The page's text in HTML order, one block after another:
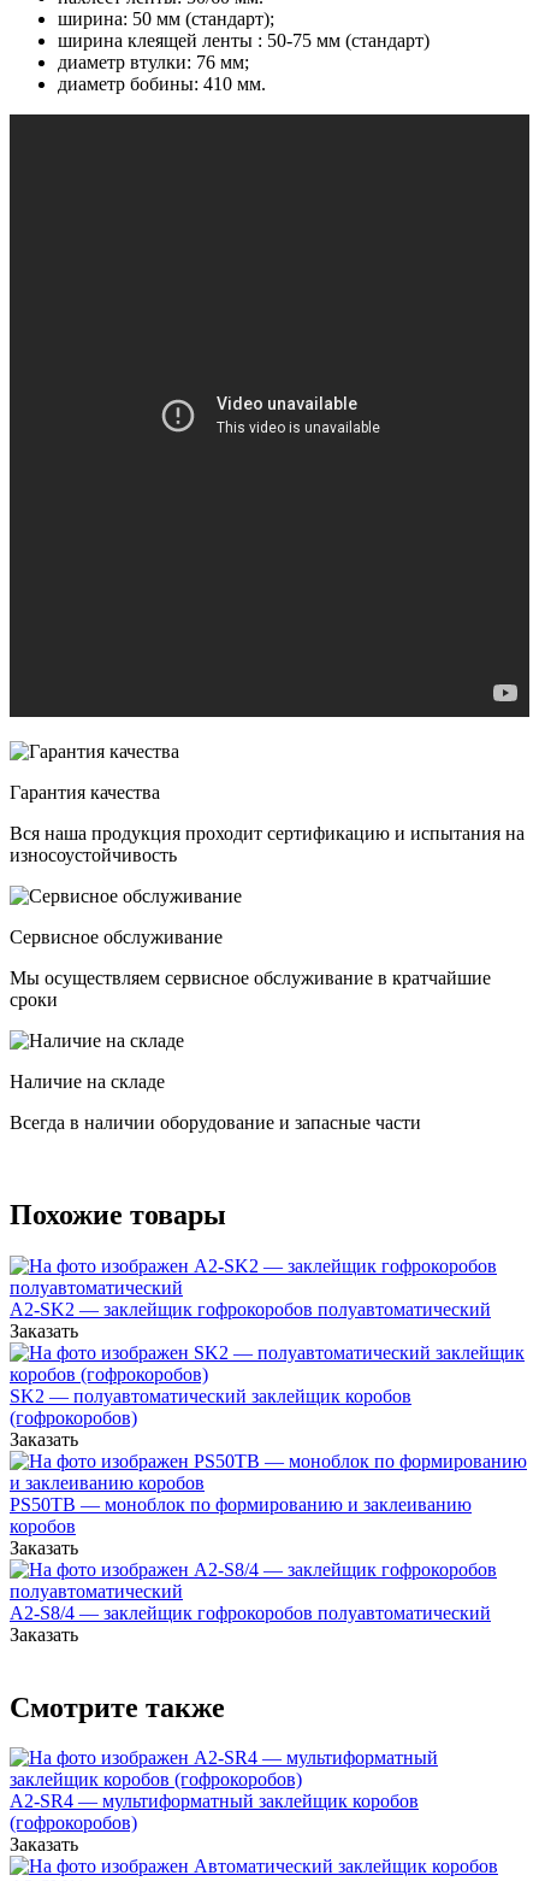
ширина: 50 мм (стандарт);
ширина клеящей ленты : 50-75 мм (стандарт)
диаметр втулки: 76 мм;
диаметр бобины: 410 мм.
Гарантия качества
Вся наша продукция проходит сертификацию и испытания на
износоустойчивость
Сервисное обслуживание
Мы осуществляем сервисное обслуживание в кратчайшие
сроки
Наличие на складе
Всегда в наличии оборудование и запасные части
Похожие товары
A2-SK2 — заклейщик гофрокоробов полуавтоматический
Заказать
SK2 — полуавтоматический заклейщик коробов
(гофрокоробов)
Заказать
PS50TB — моноблок по формированию и заклеиванию
коробов
Заказать
А2-S8/4 — заклейщик гофрокоробов полуавтоматический
Заказать
Смотрите также
A2-SR4 — мультиформатный заклейщик коробов
(гофрокоробов)
Заказать